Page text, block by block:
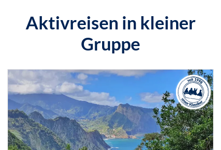
Aktivreisen in kleiner
Gruppe